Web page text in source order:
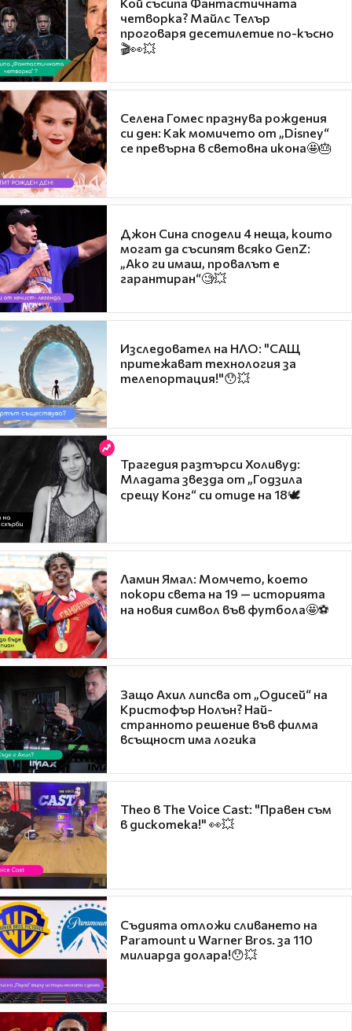
четворка? Майлс Телър
проговаря десетилетие по-късно
🎬👀💥
Селена Гомес празнува рождения
си ден: Как момичето от „Disney“
се превърна в световна икона🤩🎂
Джон Сина сподели 4 неща, които
могат да съсипят всяко GenZ:
„Ако ги имаш, провалът е
гарантиран“🧐💥
Изследовател на НЛО: "САЩ
притежават технология за
телепортация!"😯💥
Трагедия разтърси Холивуд:
Младата звезда от „Годзила
срещу Конг“ си отиде на 18🕊️
Ламин Ямал: Момчето, което
покори света на 19 — историята
на новия символ във футбола🤩⚽
Защо Ахил липсва от „Одисей“ на
Кристофър Нолън? Най-
странното решение във филма
всъщност има логика
Theo в The Voice Cast: "Правен съм
в дискотека!" 👀💥
Съдията отложи сливането на
Paramount и Warner Bros. за 110
милиарда долара!😯💥